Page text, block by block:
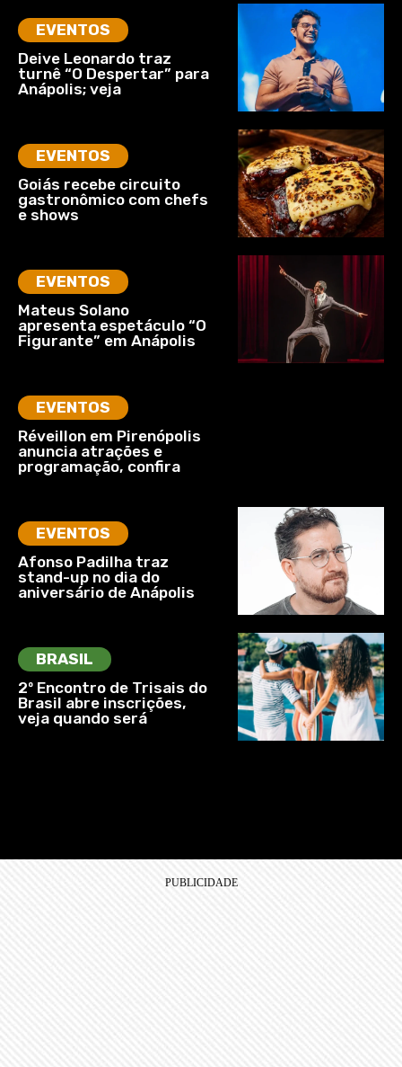
EVENTOS
Deive Leonardo traz
turnê “O Despertar” para
Anápolis; veja
EVENTOS
Goiás recebe circuito
gastronômico com chefs
e shows
EVENTOS
Mateus Solano
apresenta espetáculo “O
Figurante” em Anápolis
EVENTOS
Réveillon em Pirenópolis
anuncia atrações e
programação, confira
EVENTOS
Afonso Padilha traz
stand-up no dia do
aniversário de Anápolis
BRASIL
2º Encontro de Trisais do
Brasil abre inscrições,
veja quando será